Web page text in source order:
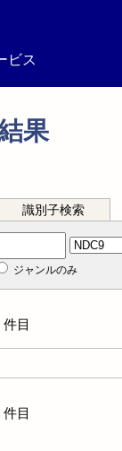
ビス
果
識別子検索
ジャンルのみ
件目
件目